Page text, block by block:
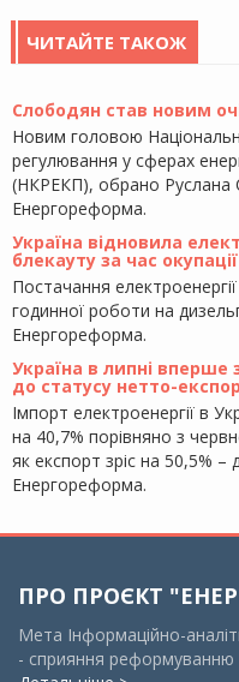
ЧИТАЙТЕ ТАКОЖ
Слободян став новим
Новим головою
регулювання у сферах
(НКРЕКП), обрано Руслана
Енергореформа.
Україна відновила
блекауту за час
Постачання
годинної роботи на
Енергореформа.
Україна в липні вперше
до статусу нетто-
Імпорт електроенергії в
на 40,7% порівняно з
як експорт зріс на 50,5%
Енергореформа.
ПРО ПРОЄКТ
Мета Інформаційно-
- сприяння реформуванню